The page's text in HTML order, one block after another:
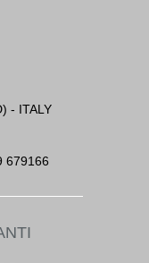
- ITALY
679166